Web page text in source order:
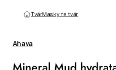
TvárMasky na tvár
Ahava